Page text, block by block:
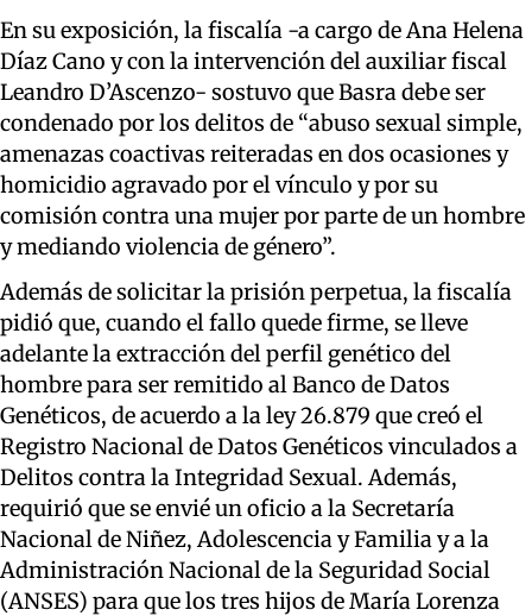
En su exposición, la fiscalía -a cargo de Ana Helena
Díaz Cano y con la intervención del auxiliar fiscal
Leandro D’Ascenzo- sostuvo que Basra debe ser
condenado por los delitos de “abuso sexual simple,
amenazas coactivas reiteradas en dos ocasiones y
homicidio agravado por el vínculo y por su
comisión contra una mujer por parte de un hombre
y mediando violencia de género”.
Además de solicitar la prisión perpetua, la fiscalía
pidió que, cuando el fallo quede firme, se lleve
adelante la extracción del perfil genético del
hombre para ser remitido al Banco de Datos
Genéticos, de acuerdo a la ley 26.879 que creó el
Registro Nacional de Datos Genéticos vinculados a
Delitos contra la Integridad Sexual. Además,
requirió que se envié un oficio a la Secretaría
Nacional de Niñez, Adolescencia y Familia y a la
Administración Nacional de la Seguridad Social
(ANSES) para que los tres hijos de María Lorenza